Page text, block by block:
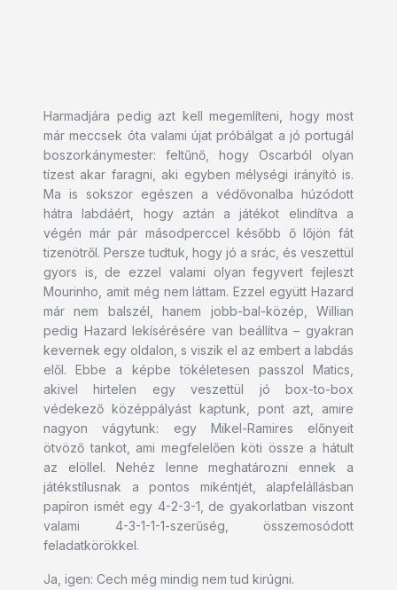
Harmadjára pedig azt kell megemlíteni, hogy most
már meccsek óta valami újat próbálgat a jó portugál
boszorkánymester: feltűnő, hogy Oscarból olyan
tízest akar faragni, aki egyben mélységi irányító is.
Ma is sokszor egészen a védővonalba húzódott
hátra labdáért, hogy aztán a játékot elindítva a
végén már pár másodperccel később ő lőjön fát
tizenötről. Persze tudtuk, hogy jó a srác, és veszettül
gyors is, de ezzel valami olyan fegyvert fejleszt
Mourinho, amit még nem láttam. Ezzel együtt Hazard
már nem balszél, hanem jobb-bal-közép, Willian
pedig Hazard lekísérésére van beállítva – gyakran
kevernek egy oldalon, s viszik el az embert a labdás
elől. Ebbe a képbe tökéletesen passzol Matics,
akivel hirtelen egy veszettül jó box-to-box
védekező középpályást kaptunk, pont azt, amire
nagyon vágytunk: egy Mikel-Ramires előnyeit
ötvöző tankot, ami megfelelően köti össze a hátult
az elöllel. Nehéz lenne meghatározni ennek a
játékstílusnak a pontos mikéntjét, alapfelállásban
papíron ismét egy 4-2-3-1, de gyakorlatban viszont
valami 4-3-1-1-1-szerűség, összemosódott
feladatkörökkel.
Ja, igen: Cech még mindig nem tud kirúgni.